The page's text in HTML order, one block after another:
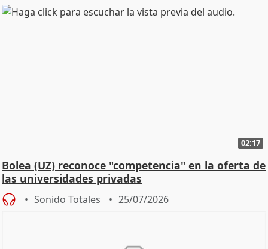
02:17
Bolea (UZ) reconoce "competencia" en la oferta de
las universidades privadas
Sonido Totales 25/07/2026